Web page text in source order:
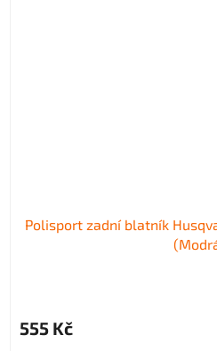
Polisport zadní blatník
555 Kč